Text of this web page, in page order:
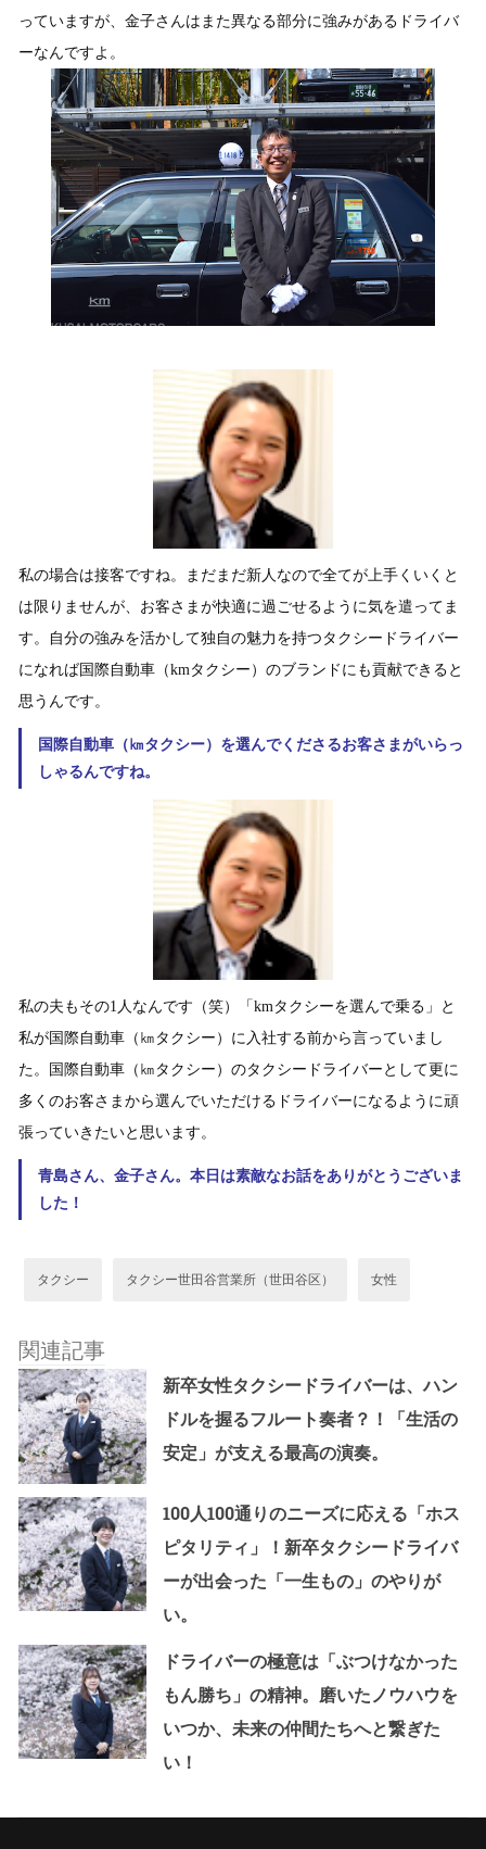
っていますが、金子さんはまた異なる部分に強みがあるドライバ
ーなんですよ。
私の場合は接客ですね。まだまだ新人なので全てが上手くいくと
は限りませんが、お客さまが快適に過ごせるように気を遣ってま
す。自分の強みを活かして独自の魅力を持つタクシードライバー
になれば国際自動車（kmタクシー）のブランドにも貢献できると
思うんです。
国際自動車（㎞タクシー）を選んでくださるお客さまがいらっ
しゃるんですね。
私の夫もその1人なんです（笑）「kmタクシーを選んで乗る」と
私が国際自動車（㎞タクシー）に入社する前から言っていまし
た。国際自動車（㎞タクシー）のタクシードライバーとして更に
多くのお客さまから選んでいただけるドライバーになるように頑
張っていきたいと思います。
青島さん、金子さん。本日は素敵なお話をありがとうございま
した！
タクシー タクシー世田谷営業所（世田谷区） 女性
関連記事
新卒女性タクシードライバーは、ハン
ドルを握るフルート奏者？！「生活の
安定」が支える最高の演奏。
100人100通りのニーズに応える「ホス
ピタリティ」！新卒タクシードライバ
ーが出会った「一生もの」のやりが
い。
ドライバーの極意は「ぶつけなかった
もん勝ち」の精神。磨いたノウハウを
いつか、未来の仲間たちへと繋ぎた
い！